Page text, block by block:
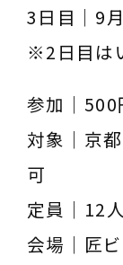
3日目｜9
※2日目は
参加｜500
対象｜京
可
定員｜12人
会場｜匠